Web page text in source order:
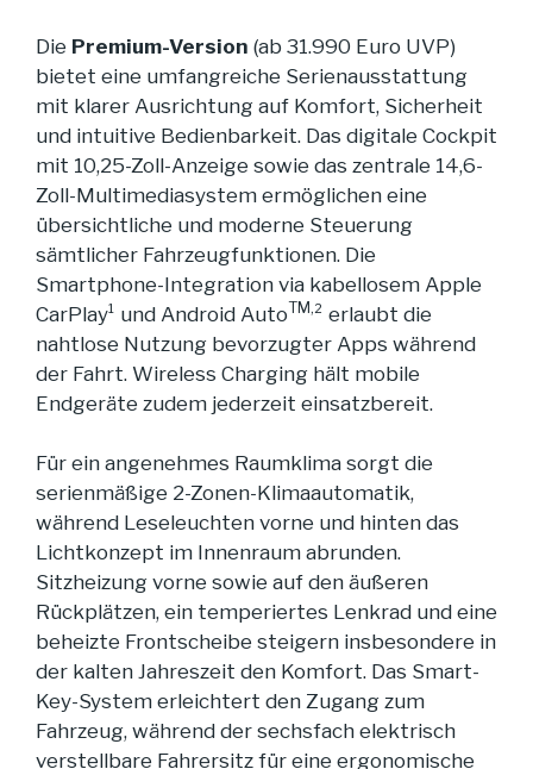
Die Premium-Version (ab 31.990 Euro UVP)
bietet eine umfangreiche Serienausstattung
mit klarer Ausrichtung auf Komfort, Sicherheit
und intuitive Bedienbarkeit. Das digitale Cockpit
mit 10,25-Zoll-Anzeige sowie das zentrale 14,6-
Zoll-Multimediasystem ermöglichen eine
übersichtliche und moderne Steuerung
sämtlicher Fahrzeugfunktionen. Die
Smartphone-Integration via kabellosem Apple
CarPlay¹ und Android AutoTM,² erlaubt die
nahtlose Nutzung bevorzugter Apps während
der Fahrt. Wireless Charging hält mobile
Endgeräte zudem jederzeit einsatzbereit.
Für ein angenehmes Raumklima sorgt die
serienmäßige 2-Zonen-Klimaautomatik,
während Leseleuchten vorne und hinten das
Lichtkonzept im Innenraum abrunden.
Sitzheizung vorne sowie auf den äußeren
Rückplätzen, ein temperiertes Lenkrad und eine
beheizte Frontscheibe steigern insbesondere in
der kalten Jahreszeit den Komfort. Das Smart-
Key-System erleichtert den Zugang zum
Fahrzeug, während der sechsfach elektrisch
verstellbare Fahrersitz für eine ergonomische